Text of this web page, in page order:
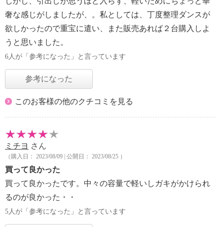
奢な感じがしましたが、。私としては、丁度整理ダンスが
欲しかったので重宝に遣い、また販売あれば２台購入しよ
うと思いました。
6人が「参考になった」と言っています
参考になった
このお客様の他のクチコミを見る
ミチヨ さん
（購入日： 2023/08/09 | 公開日： 2023/08/25 ）
買って良かった
買って良かったです。中々の容量で軽いしガキがかけられ
るのが良かった・・
5人が「参考になった」と言っています